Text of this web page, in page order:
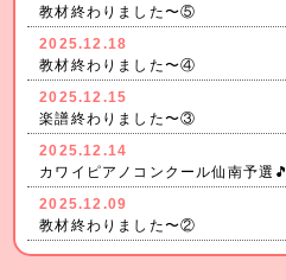
教材終わりました〜⑤
2025.12.18
教材終わりました〜④
2025.12.15
楽譜終わりました〜③
2025.12.14
カワイピアノコンクール仙南予選🎵
2025.12.09
教材終わりました〜②